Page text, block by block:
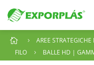
 5 AREE
FILO 5 BALLE HD |